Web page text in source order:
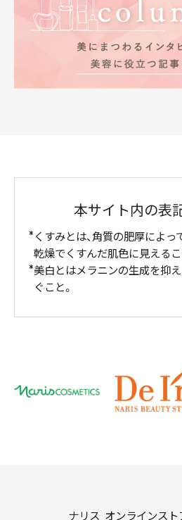
本サイト内の表
くすみとは、角質の肥厚によっ
乾燥でくすんだ肌色に見えるこ
美白とはメラニンの生成を抑え
ぐこと。
ナリス オンラインスト